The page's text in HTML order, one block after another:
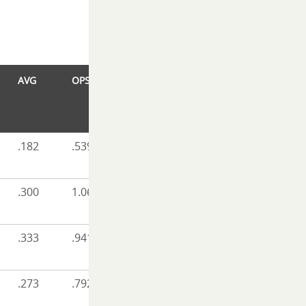
AVG OPS
.182 .539
.300 1.062
.333 .941
.273 .792